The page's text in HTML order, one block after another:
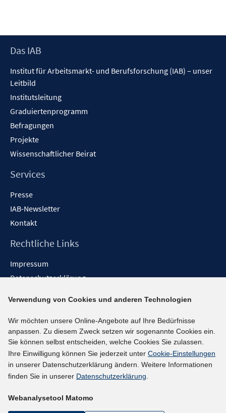
Footer
Das IAB
Institut für Arbeitsmarkt- und Berufsforschung (IAB) – unser
Leitbild
Institutsleitung
Graduiertenprogramm
Befragungen
Projekte
Wissenschaftlicher Beirat
Services
Presse
IAB-Newsletter
Kontakt
Rechtliche Links
Impressum
Datenschutzerklärung
Barrieren melden
Social-Media-Kanäle
BlueSky
YouTube
LinkedIn
kununu
Verwendung von Cookies und anderen Technologien
Wir möchten unsere Online-Angebote auf Ihre Bedürfnisse
anpassen. Zu diesem Zweck setzen wir sogenannte Cookies ein.
Sie können selbst entscheiden, welche Cookies Sie zulassen.
Ihre Einwilligung können Sie jederzeit unter Cookie-Einstellungen
in unserer Datenschutzerklärung ändern. Weitere Informationen
finden Sie in unserer Datenschutzerklärung.
Webanalysetool Matomo